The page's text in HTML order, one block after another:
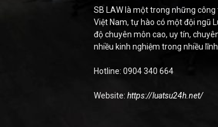
SB LAW là một trong những
Việt Nam, tự hào có một đội ngũ
độ chuyên môn cao, uy tín,
nhiều kinh nghiệm trong nhiều lĩnh
Hotline: 0904 340 664
Website: https://luatsu24h.net/